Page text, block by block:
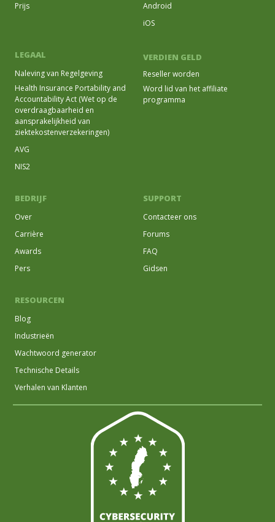
Prijs
Android
iOS
LEGAAL
Naleving van Regelgeving
Health Insurance Portability and
Accountability Act (Wet op de
overdraagbaarheid en
aansprakelijkheid van
ziektekostenverzekeringen)
AVG
NIS2
VERDIEN GELD
Reseller worden
Word lid van het affiliate
programma
BEDRIJF
Over
Carrière
Awards
Pers
SUPPORT
Contacteer ons
Forums
FAQ
Gidsen
RESOURCEN
Blog
Industrieën
Wachtwoord generator
Technische Details
Verhalen van Klanten